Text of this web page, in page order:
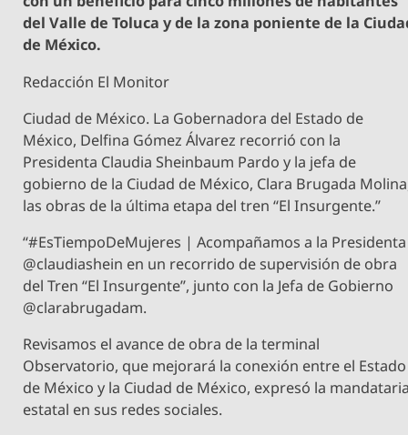
del Valle de Toluca y de la zona poniente de la
de México.
Redacción El Monitor
Ciudad de México. La Gobernadora del Estado de
México, Delfina Gómez Álvarez recorrió con la
Presidenta Claudia Sheinbaum Pardo y la jefa de
gobierno de la Ciudad de México, Clara Brugada
las obras de la última etapa del tren “El Insurgente.”
“#EsTiempoDeMujeres | Acompañamos a la Presidenta
@claudiashein en un recorrido de supervisión de obra
del Tren “El Insurgente”, junto con la Jefa de Gobierno
@clarabrugadam.
Revisamos el avance de obra de la terminal
Observatorio, que mejorará la conexión entre el Estado
de México y la Ciudad de México, expresó la
estatal en sus redes sociales.